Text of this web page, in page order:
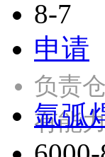
8-7
申请
负责
有能
氩弧